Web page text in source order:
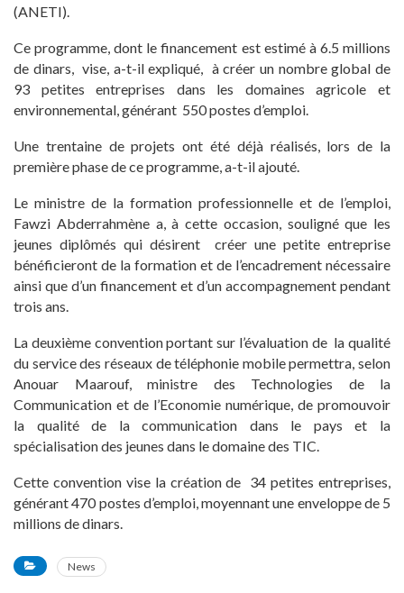
(ANETI).
Ce programme, dont le financement est estimé à 6.5 millions
de dinars, vise, a-t-il expliqué, à créer un nombre global de
93 petites entreprises dans les domaines agricole et
environnemental, générant 550 postes d’emploi.
Une trentaine de projets ont été déjà réalisés, lors de la
première phase de ce programme, a-t-il ajouté.
Le ministre de la formation professionnelle et de l’emploi,
Fawzi Abderrahmène a, à cette occasion, souligné que les
jeunes diplômés qui désirent créer une petite entreprise
bénéficieront de la formation et de l’encadrement nécessaire
ainsi que d’un financement et d’un accompagnement pendant
trois ans.
La deuxième convention portant sur l’évaluation de la qualité
du service des réseaux de téléphonie mobile permettra, selon
Anouar Maarouf, ministre des Technologies de la
Communication et de l’Economie numérique, de promouvoir
la qualité de la communication dans le pays et la
spécialisation des jeunes dans le domaine des TIC.
Cette convention vise la création de 34 petites entreprises,
générant 470 postes d’emploi, moyennant une enveloppe de 5
millions de dinars.
News